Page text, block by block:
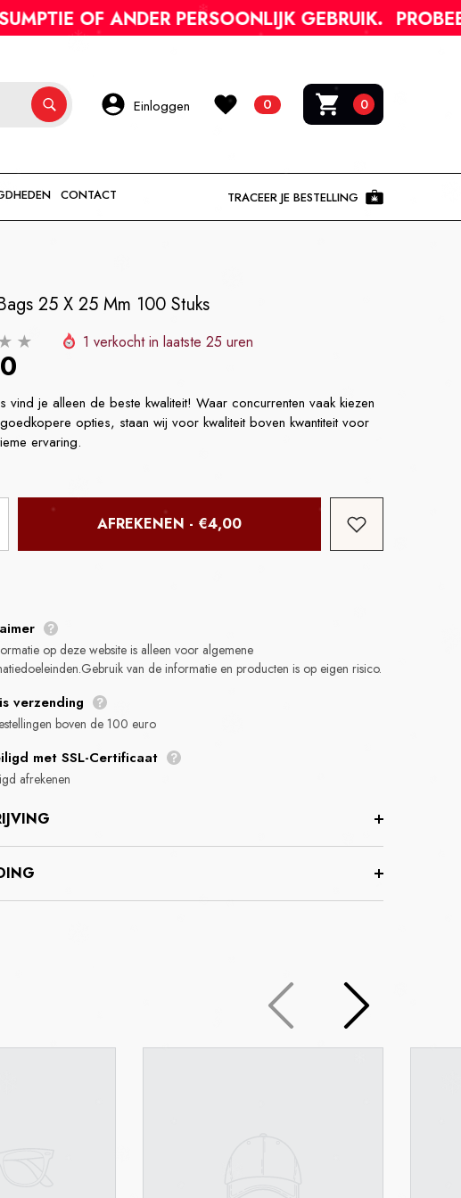
ANDER PERSOONLIJK GEBRUIK. PROBEER C-
Einloggen 0 00
Artikel
CONTACT TRACEER JE BESTELLING
25 X 25 Mm 100 Stuks
1 verkocht in laatste 25 uren
vind je alleen de beste kwaliteit! Waar concurrenten vaak kiezen
opties, staan wij voor kwaliteit boven kwantiteit voor
ervaring.
AFREKENEN - €4,00
op deze website is alleen voor algemene
van de informatie en producten is op eigen risico.
verzending
boven de 100 euro
met SSL-Certificaat
afrekenen
Extract 1 Gram
Normaler Preis